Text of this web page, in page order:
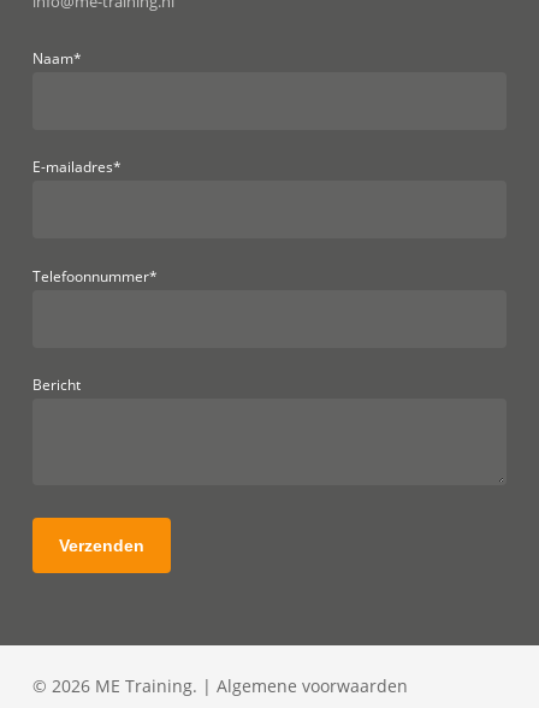
Naam*
E-mailadres*
Telefoonnummer*
Bericht
© 2026 ME Training. | Algemene voorwaarden